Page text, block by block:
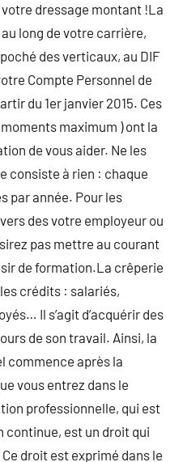
dressage montant !La
long de votre carrière,
des verticaux, au DIF
Compte Personnel de
du 1er janvier 2015. Ces
maximum ) ont la
de vous aider. Ne les
consiste à rien : chaque
par année. Pour les
des votre employeur ou
pas mettre au courant
de formation.La crêperie
crédits : salariés,
Il s’agit d’acquérir des
de son travail. Ainsi, la
commence après la
vous entrez dans le
professionnelle, qui est
continue, est un droit qui
droit est exprimé dans le